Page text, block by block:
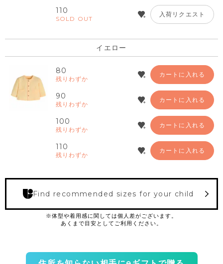
110
SOLD OUT
入荷リクエスト
イエロー
80
残りわずか
カートに入れる
90
残りわずか
カートに入れる
100
残りわずか
カートに入れる
110
残りわずか
カートに入れる
Find recommended sizes for your child